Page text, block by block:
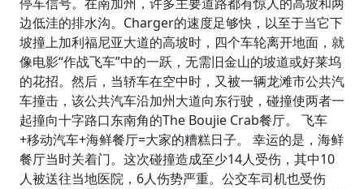
边低洼的排水沟。Charger的速度足够快，以至于当它下
坡撞上加利福尼亚大道的高坡时，四个车轮离开地面，就
像电影“作战飞车”中的一跃，无需旧金山的坡道或好莱坞
的花招。然后，当轿车在空中时，又被一辆龙滩市公共汽
车撞击，该公共汽车沿加州大道向东行驶，碰撞使两者一
起撞向十字路口东南角的The Boujie Crab餐厅。 飞车
+移动汽车+海鲜餐厅=大家的糟糕日子。 幸运的是，海鲜
餐厅当时关着门。这次碰撞造成至少14人受伤，其中10
人被送往当地医院，6人伤势严重。公交车司机也受伤